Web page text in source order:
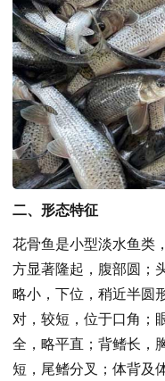
二、形态特征
花骨鱼是小型淡水鱼类
方显著隆起，腹部圆；
略小，下位，稍近半圆
对，较短，位于口角；
全，略平直；背鳍长，
短，尾鳍分叉；体背及